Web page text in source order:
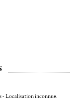
- Localisation inconnue.